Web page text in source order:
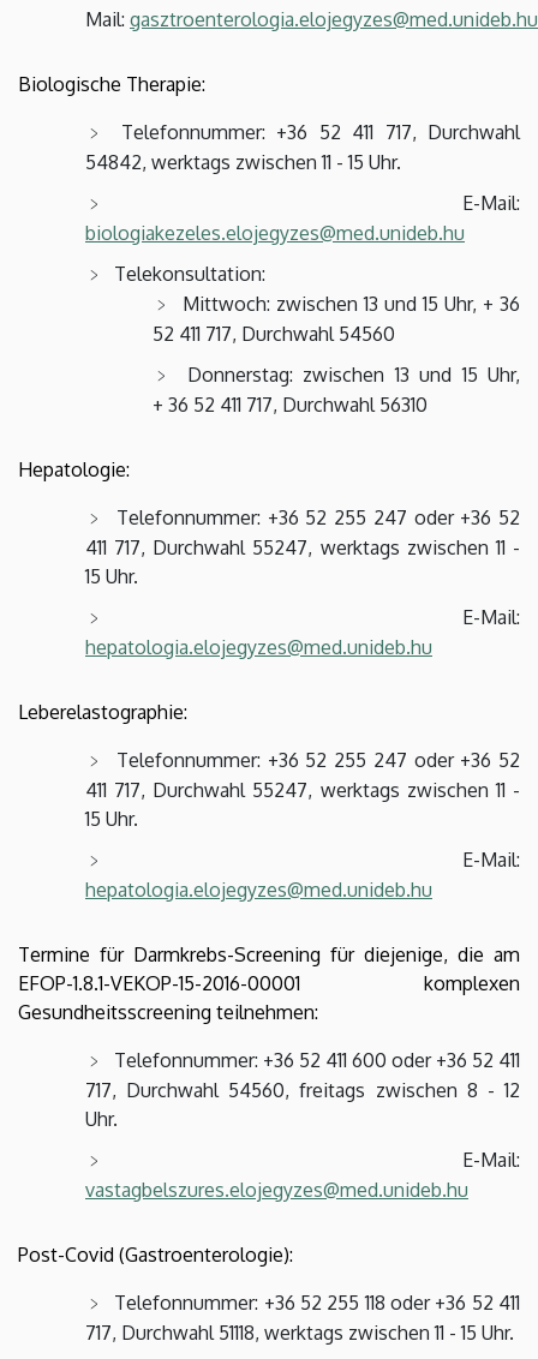
Mail: gasztroenterologia.elojegyzes@med.unideb.hu
Biologische Therapie:
Telefonnummer: +36 52 411 717, Durchwahl
54842, werktags zwischen 11 - 15 Uhr.
E-Mail:
biologiakezeles.elojegyzes@med.unideb.hu
Telekonsultation:
Mittwoch: zwischen 13 und 15 Uhr, + 36
52 411 717, Durchwahl 54560
Donnerstag: zwischen 13 und 15 Uhr,
+ 36 52 411 717, Durchwahl 56310
Hepatologie:
Telefonnummer: +36 52 255 247 oder +36 52
411 717, Durchwahl 55247, werktags zwischen 11 -
15 Uhr.
E-Mail:
hepatologia.elojegyzes@med.unideb.hu
Leberelastographie:
Telefonnummer: +36 52 255 247 oder +36 52
411 717, Durchwahl 55247, werktags zwischen 11 -
15 Uhr.
E-Mail:
hepatologia.elojegyzes@med.unideb.hu
Termine für Darmkrebs-Screening für diejenige, die am
EFOP-1.8.1-VEKOP-15-2016-00001 komplexen
Gesundheitsscreening teilnehmen:
Telefonnummer: +36 52 411 600 oder +36 52 411
717, Durchwahl 54560, freitags zwischen 8 - 12
Uhr.
E-Mail:
vastagbelszures.elojegyzes@med.unideb.hu
Post-Covid (Gastroenterologie):
Telefonnummer: +36 52 255 118 oder +36 52 411
717, Durchwahl 51118, werktags zwischen 11 - 15 Uhr.